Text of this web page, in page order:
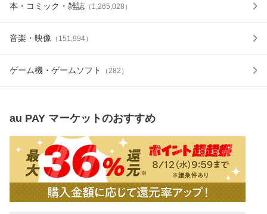
本・コミック・雑誌 （ 1,265,028 ）
音楽・映像 （ 151,994）
ゲーム機・ゲームソフト （282 ）
au PAY マーケットのおすすめ